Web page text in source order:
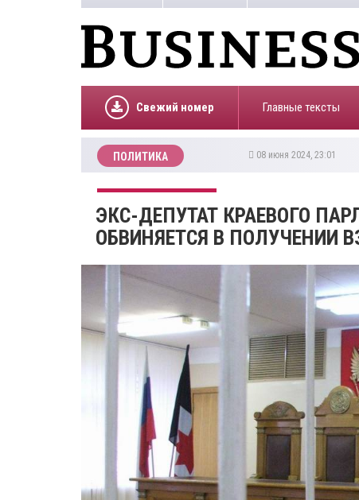
Свежий номер Главные тексты
ПОЛИТИКА 08 июня 2024, 23:01
​ЭКС-ДЕПУТАТ КРАЕВОГО
ОБВИНЯЕТСЯ В ПОЛУЧЕНИИ